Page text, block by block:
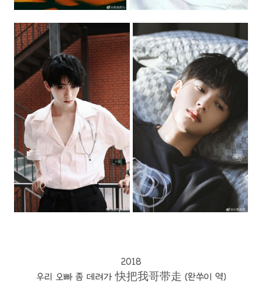
2018
우리 오빠 좀 데려가 快把我哥带走 (완쑤이 역)